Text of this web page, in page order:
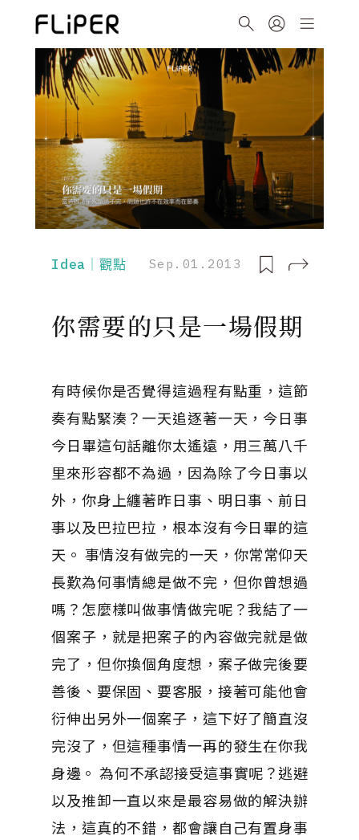
Idea｜觀點 Sep.01.2013
你需要的只是一場假期
有時候你是否覺得這過程有點重，這節
奏有點緊湊？一天追逐著一天，今日事
今日畢這句話離你太遙遠，用三萬八千
里來形容都不為過，因為除了今日事以
外，你身上纏著昨日事、明日事、前日
事以及巴拉巴拉，根本沒有今日畢的這
天。 事情沒有做完的一天，你常常仰天
長歎為何事情總是做不完，但你曾想過
嗎？怎麼樣叫做事情做完呢？我結了一
個案子，就是把案子的內容做完就是做
完了，但你換個角度想，案子做完後要
善後、要保固、要客服，接著可能他會
衍伸出另外一個案子，這下好了簡直沒
完沒了，但這種事情一再的發生在你我
身邊。 為何不承認接受這事實呢？逃避
以及推卸一直以來是最容易做的解決辦
法，這真的不錯，都會讓自己有置身事